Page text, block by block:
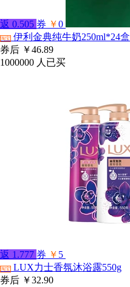
返 0.505 券 ￥0
淘宝 伊利金典纯牛奶250ml*24盒
券后 ￥46.89
1000000 人已买
返 1.777 券 ￥ 5
淘宝 LUX力士香氛沐浴露550g
券后 ￥32.90